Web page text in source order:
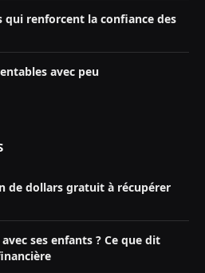
qui renforcent la confiance des
avec peu
de dollars gratuit à récupérer
ses enfants ? Ce que dit